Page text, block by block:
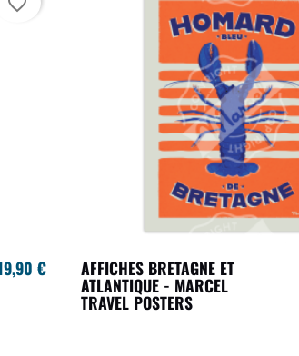
€ AFFICHES BRETAGNE ET
ATLANTIQUE - MARCEL
TRAVEL POSTERS